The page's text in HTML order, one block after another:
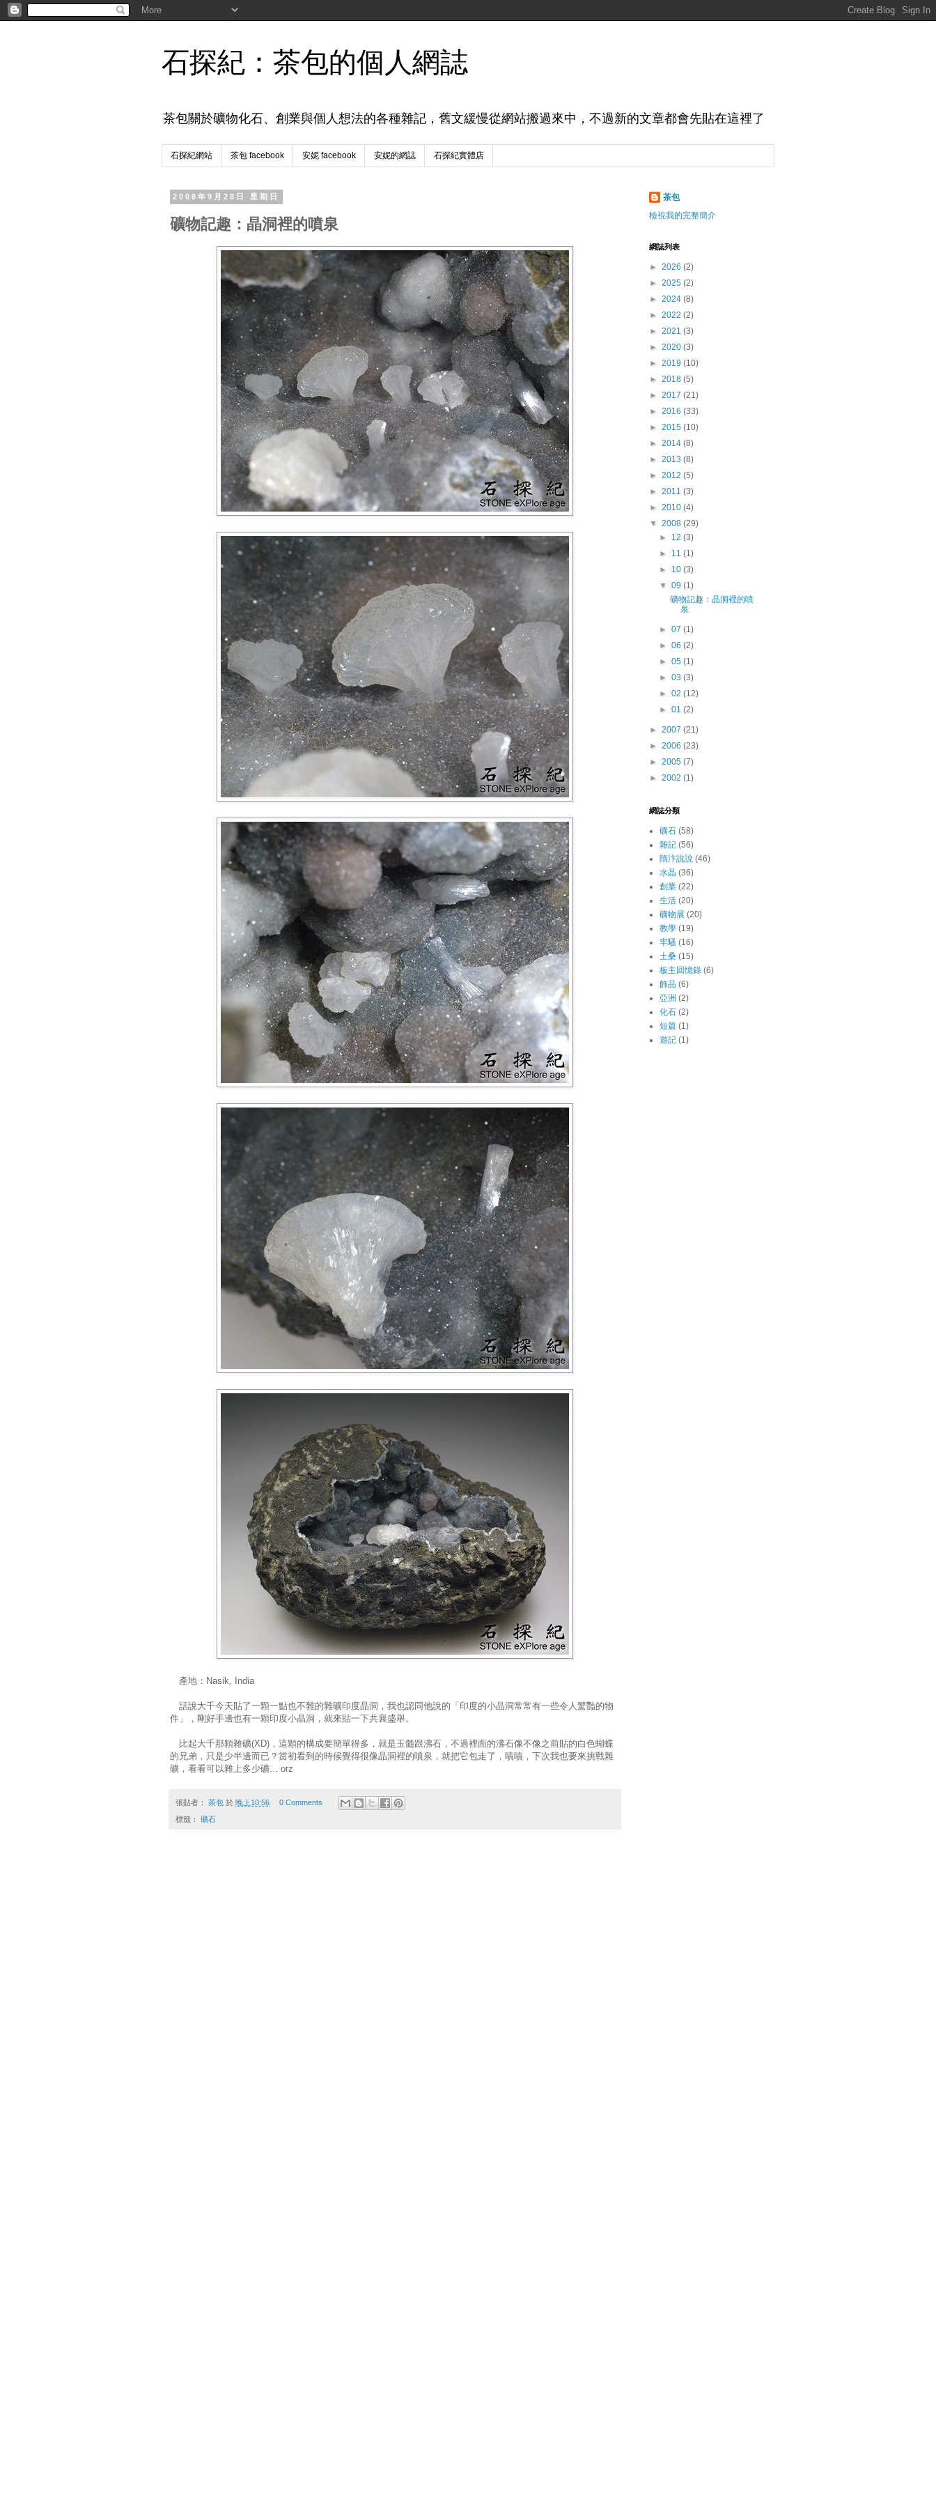
石探紀：茶包的個人網誌
茶包關於礦物化石、創業與個人想法的各種雜記，舊文緩慢從網站搬過來中，不過新的文章都會先貼在這裡了
石探紀網站 茶包 facebook 安妮 facebook 安妮的網誌 石探紀實體店
2008年9月28日 星期日
礦物記趣：晶洞裡的噴泉
產地：Nasik, India
話說大千今天貼了一顆一點也不雜的雜礦印度晶洞，我也認同他說的「印度的小晶洞常常有一些令人驚豔的物
件」，剛好手邊也有一顆印度小晶洞，就來貼一下共襄盛舉。
比起大千那顆雜礦(XD)，這顆的構成要簡單得多，就是玉髓跟沸石，不過裡面的沸石像不像之前貼的白色蝴蝶
的兄弟，只是少半邊而已？當初看到的時候覺得很像晶洞裡的噴泉，就把它包走了，嘖嘖，下次我也要來挑戰雜
礦，看看可以雜上多少礦... orz
張貼者： 茶包 於 晚上10:56 0 Comments
標籤： 礦石
茶包
檢視我的完整簡介
網誌列表
► 2026 (2)
► 2025 (2)
► 2024 (8)
► 2022 (2)
► 2021 (3)
► 2020 (3)
► 2019 (10)
► 2018 (5)
► 2017 (21)
► 2016 (33)
► 2015 (10)
► 2014 (8)
► 2013 (8)
► 2012 (5)
► 2011 (3)
► 2010 (4)
▼ 2008 (29)
► 12(3)
► 11(1)
► 10(3)
▼09(1)
礦物記趣：晶洞裡的噴
泉
►07(1)
►06(2)
►05(1)
►03(3)
►02(12)
►01(2)
► 2007 (21)
► 2006 (23)
► 2005 (7)
► 2002 (1)
網誌分類
礦石 (58)
雜記 (56)
隋汴說說 (46)
水晶 (36)
創業 (22)
生活 (20)
礦物展 (20)
教學 (19)
牢騷 (16)
土桑 (15)
板主回憶錄 (6)
飾品 (6)
亞洲 (2)
化石 (2)
短篇 (1)
遊記 (1)